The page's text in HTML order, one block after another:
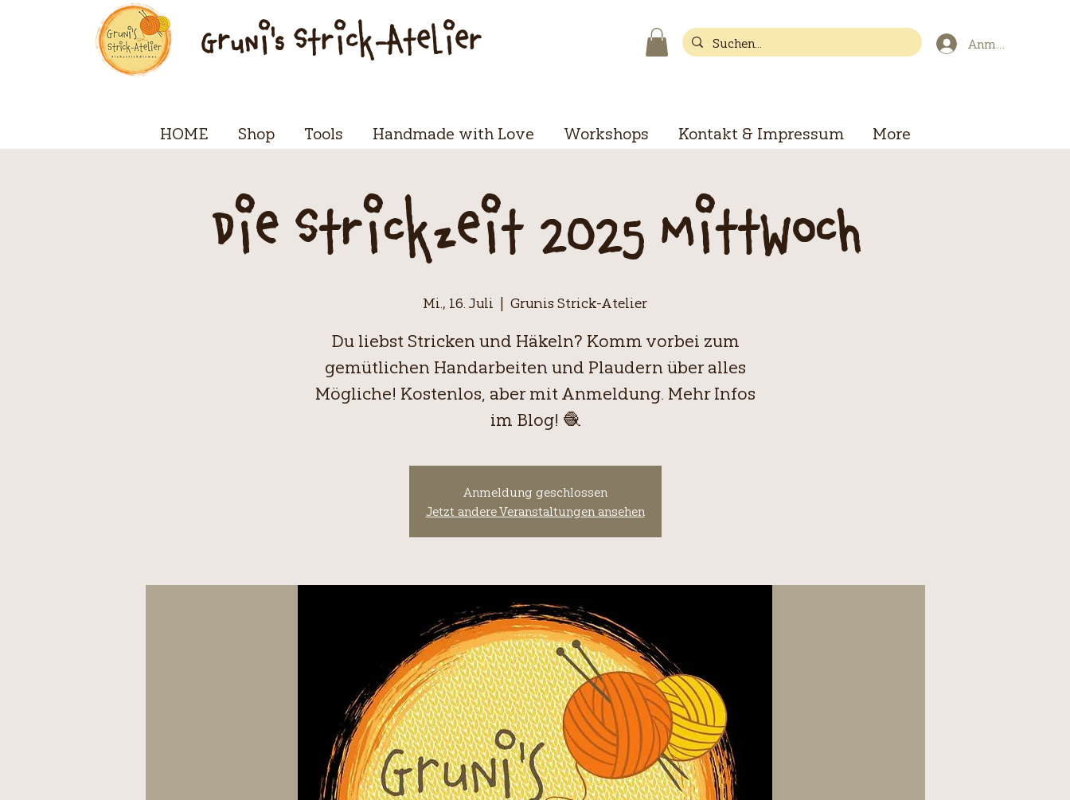
Gruni's Strick-Atelier Anmelden
HOME Shop Tools Handmade with Love Workshops Kontakt & Impressum More
Die Strickzeit 2025 Mittwoch
Mi., 16. Juli
  |
Grunis Strick-Atelier
Du liebst Stricken und Häkeln? Komm vorbei zum
gemütlichen Handarbeiten und Plaudern über alles
Mögliche! Kostenlos, aber mit Anmeldung. Mehr Infos
im Blog! 🧶
Anmeldung geschlossen
Jetzt andere Veranstaltungen ansehen